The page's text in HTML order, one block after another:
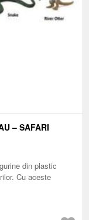
– SAFARI
din plastic
Cu aceste